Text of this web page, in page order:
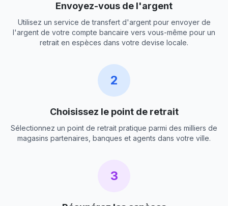
Envoyez-vous de l'argent
Utilisez un service de transfert d'argent pour envoyer de
l'argent de votre compte bancaire vers vous-même pour un
retrait en espèces dans votre devise locale.
2
Choisissez le point de retrait
Sélectionnez un point de retrait pratique parmi des milliers de
magasins partenaires, banques et agents dans votre ville.
3